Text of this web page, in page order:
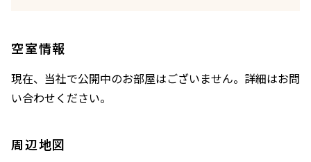
空室情報
現在、当社で公開中のお部屋はございません。詳細はお問
い合わせください。
周辺地図